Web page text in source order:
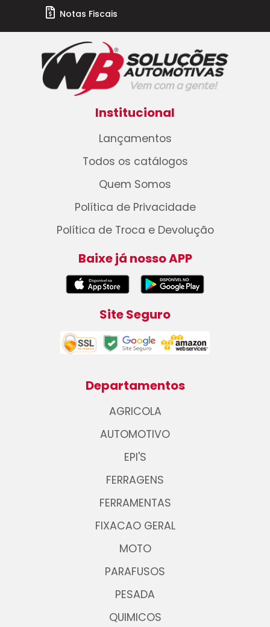
Notas Fiscais
Institucional
Lançamentos
Todos os catálogos
Quem Somos
Política de Privacidade
Política de Troca e Devolução
Baixe já nosso APP
Site Seguro
Departamentos
AGRICOLA
AUTOMOTIVO
EPI'S
FERRAGENS
FERRAMENTAS
FIXACAO GERAL
MOTO
PARAFUSOS
PESADA
QUIMICOS